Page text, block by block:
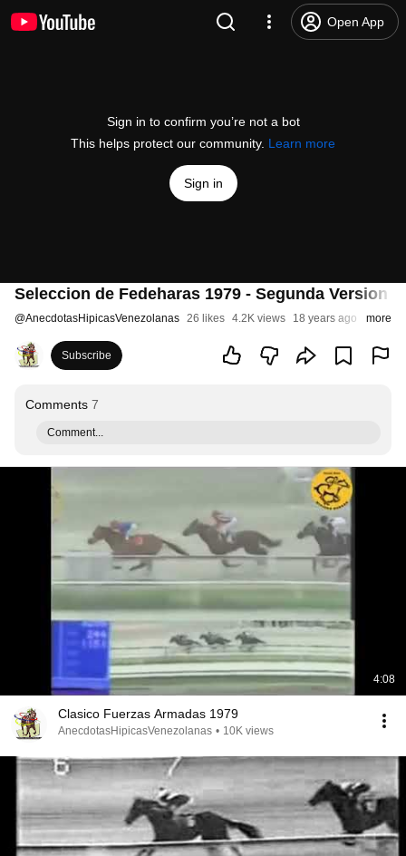
Open App
Sign in to confirm you’re not a bot
This helps protect our community. Learn more
Sign in
Seleccion de Fedeharas 1979 - Segunda Version
@AnecdotasHipicasVenezolanas 26 likes 4.2K views 18 years ago more
Subscribe
Comments 7
Comment...
4:08
Clasico Fuerzas Armadas 1979
AnecdotasHipicasVenezolanas • 10K views